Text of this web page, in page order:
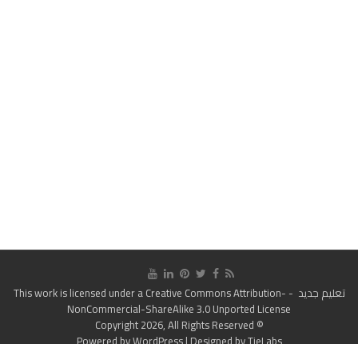
تعليم جديد - This work is licensed under a
Creative Commons Attribution-
NonCommercial-ShareAlike 3.0 Unported License
© Copyright 2026, All Rights Reserved